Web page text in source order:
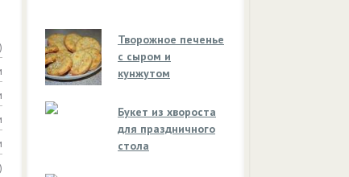
Творожное печенье
с сыром и
кунжутом
Букет из хвороста
для праздничного
стола